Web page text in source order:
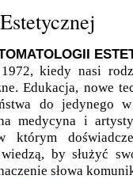
kiedy nasi
Edukacja, nowe
do jedynego
medycyna i
którym
by służyć
słowa